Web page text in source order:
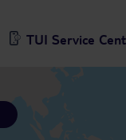
TUI Service